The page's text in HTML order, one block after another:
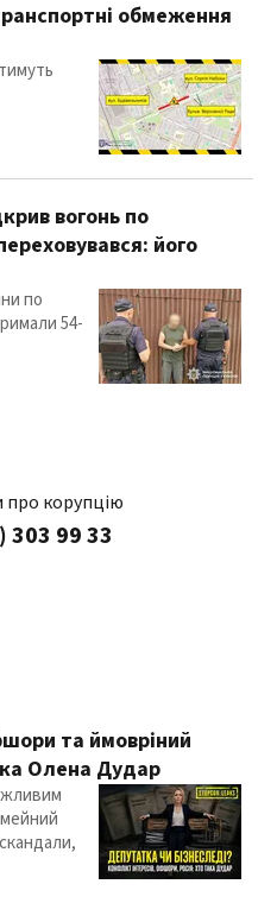
обмеження
вогонь по
його
по
54-
корупцію
303 99 33
та ймовріний
Олена Дудар